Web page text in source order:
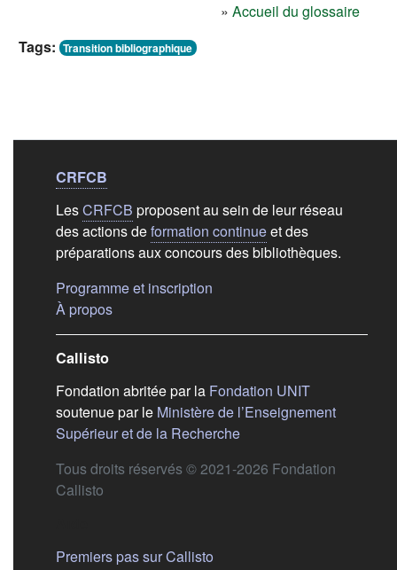
» Accueil du glossaire
Tags: Transition bibliographique
Liens de bas de
CRFCB
LesCRFCB proposent au sein de leur réseau
des actions deformation continueet des
préparations aux concours des bibliothèques.
Programme et inscription
À propos(s'ouvre dans un nouvel onglet)
Callisto
Fondation abritée par la Fondation UNIT(s'ouvre
soutenue par le Ministère de l’Enseignement
Supérieur et de la Recherche(s'ouvre dans un nouvel
Tous droits réservés © 2021-2026 Fondation
Callisto
Premiers pas sur Callisto